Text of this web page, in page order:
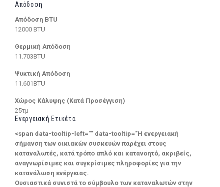
Απόδοση
Απόδοση BTU
12000 BTU
Θερμική Απόδοση
11.703BTU
Ψυκτική Απόδοση
11.601BTU
Χώρος Κάλυψης (Κατά Προσέγγιση)
25τμ
Ενεργειακή Ετικέτα
<span data-tooltip-left="" data-tooltip="Η ενεργειακή
σήμανση των οικιακών συσκευών παρέχει στους
καταναλωτές, κατά τρόπο απλό και κατανοητό, ακριβείς,
αναγνωρίσιμες και συγκρίσιμες πληροφορίες για την
κατανάλωση ενέργειας.
Ουσιαστικά συνιστά το σύμβουλο των καταναλωτών στην